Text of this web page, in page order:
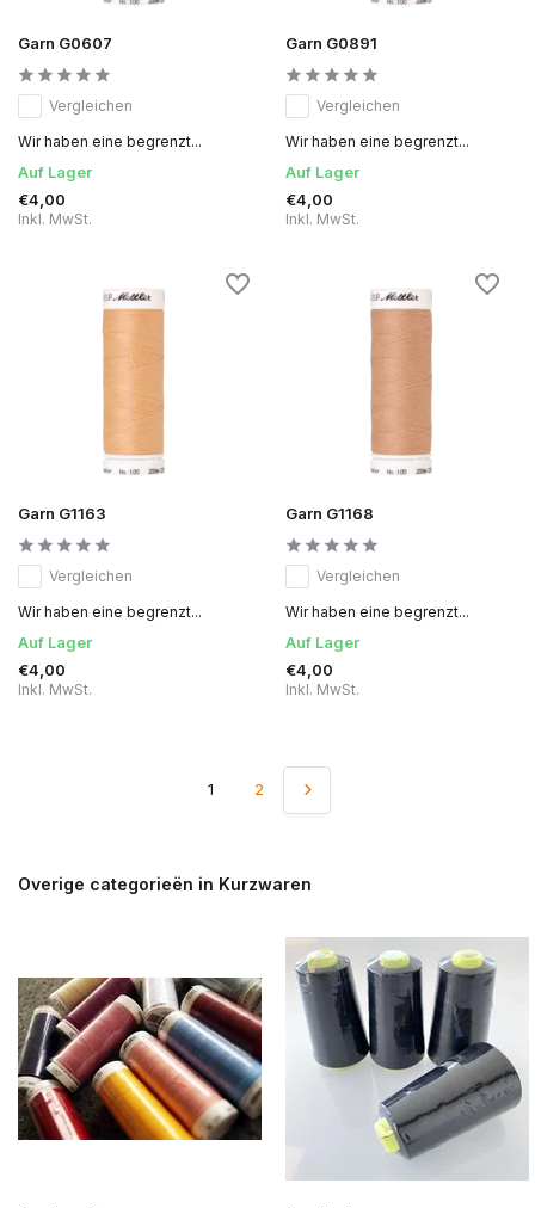
Garn G0607
Vergleichen
Wir haben eine begrenzt...
Auf Lager
€4,00
Inkl. MwSt.
Garn G0891
Vergleichen
Wir haben eine begrenzt...
Auf Lager
€4,00
Inkl. MwSt.
Garn G1163
Vergleichen
Wir haben eine begrenzt...
Auf Lager
€4,00
Inkl. MwSt.
Garn G1168
Vergleichen
Wir haben eine begrenzt...
Auf Lager
€4,00
Inkl. MwSt.
1 2
Overige categorieën in Kurzwaren